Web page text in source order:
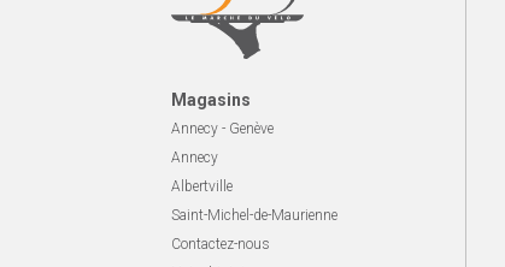
Magasins
Annecy - Genève
Annecy
Albertville
Saint-Michel-de-Maurienne
Contactez-nous